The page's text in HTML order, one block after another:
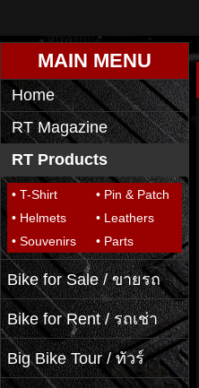
MAIN MENU
Home
RT Magazine
RT Products
• T-Shirt
• Pin & Patch
• Helmets
• Leathers
• Souvenirs
• Parts
Bike for Sale / ขายรถ
Bike for Rent / รถเช่า
Big Bike Tour / ทัวร์